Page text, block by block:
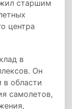
старшим
центра
в
Он
в области
самолетов,